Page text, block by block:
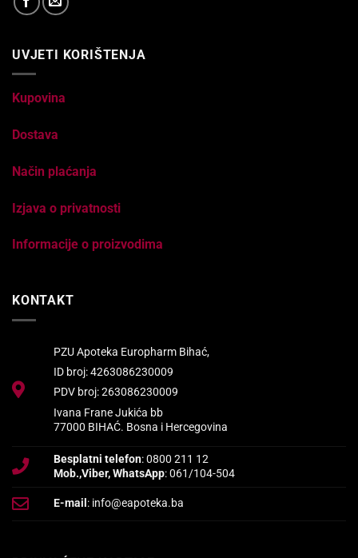
UVJETI KORIŠTENJA
Kupovina
Dostava
Način plaćanja
Izjava o privatnosti
Informacije o proizvodima
KONTAKT
PZU Apoteka Europharm Bihać,
ID broj: 4263086230009
PDV broj: 263086230009
Ivana Frane Jukića bb
77000 BIHAĆ. Bosna i Hercegovina
Besplatni telefon: 0800 211 12
Mob.,Viber, WhatsApp: 061/104-504
E-mail : info@eapoteka.ba